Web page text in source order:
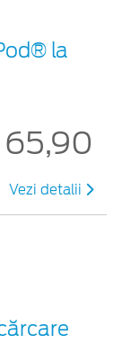
la
Vezi detalii